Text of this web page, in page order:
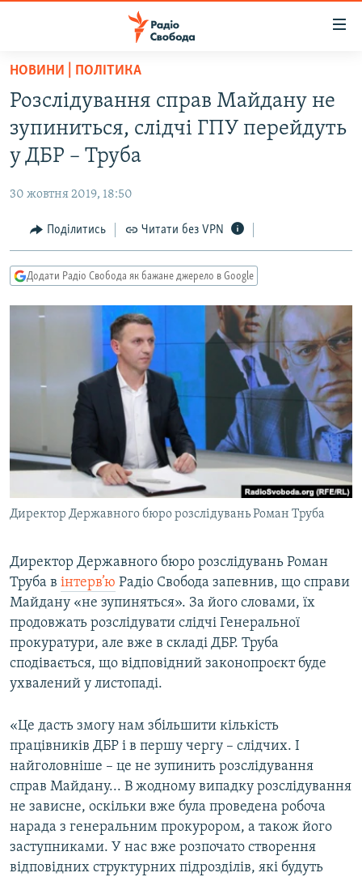
Перейти
основного
матеріалу
Перейти
до
основної
Перейти
до
пошуку
ВСЕ ЗА ДОБУ
СТАТТІ
СУСПІЛЬСТВО
УКРАЇНА
РОСІЙСЬКА «ФІЛЬТРАЦІЯ»
ДОНБАС.РЕАЛІЇ
ТИ ЯК?
СХЕМИ
КИТАЙ.ВИКЛИКИ
МУЛЬТИМЕДІА
СПЕЦПРОЄКТИ
ПОДКАСТИ
РУС
УКР
КТАТ
ДОЛУЧАЙСЯ!
Усі сайти RFE/RL
НОВИНИ | ПОЛІТИКА
Розслідування справ Майдану не
зупиниться, слідчі ГПУ перейдуть
у ДБР – Труба
30 жовтня 2019, 18:50
Поділитись Читати без VPN
Додати Радіо Свобода як бажане джерело в Google
Директор Державного бюро розслідувань Роман Труба
Директор Державного бюро розслідувань Роман
Труба в інтерв’ю Радіо Свобода запевнив, що справи
Майдану «не зупиняться». За його словами, їх
продовжать розслідувати слідчі Генеральної
прокуратури, але вже в складі ДБР. Труба
сподівається, що відповідний законопроєкт буде
ухвалений у листопаді.
«Це дасть змогу нам збільшити кількість
працівників ДБР і в першу чергу – слідчих. І
найголовніше – це не зупинить розслідування
справ Майдану... В жодному випадку розслідування
не зависне, оскільки вже була проведена робоча
нарада з генеральним прокурором, а також його
заступниками. У нас вже розпочато створення
відповідних структурних підрозділів, які будуть